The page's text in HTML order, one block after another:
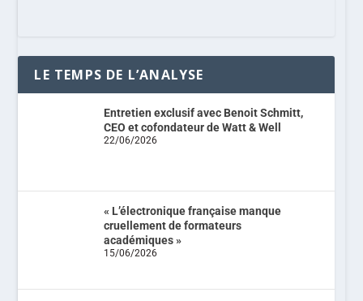
LE TEMPS DE L’ANALYSE
Entretien exclusif avec Benoit Schmitt,
CEO et cofondateur de Watt & Well
22/06/2026
« L’électronique française manque
cruellement de formateurs
académiques »
15/06/2026